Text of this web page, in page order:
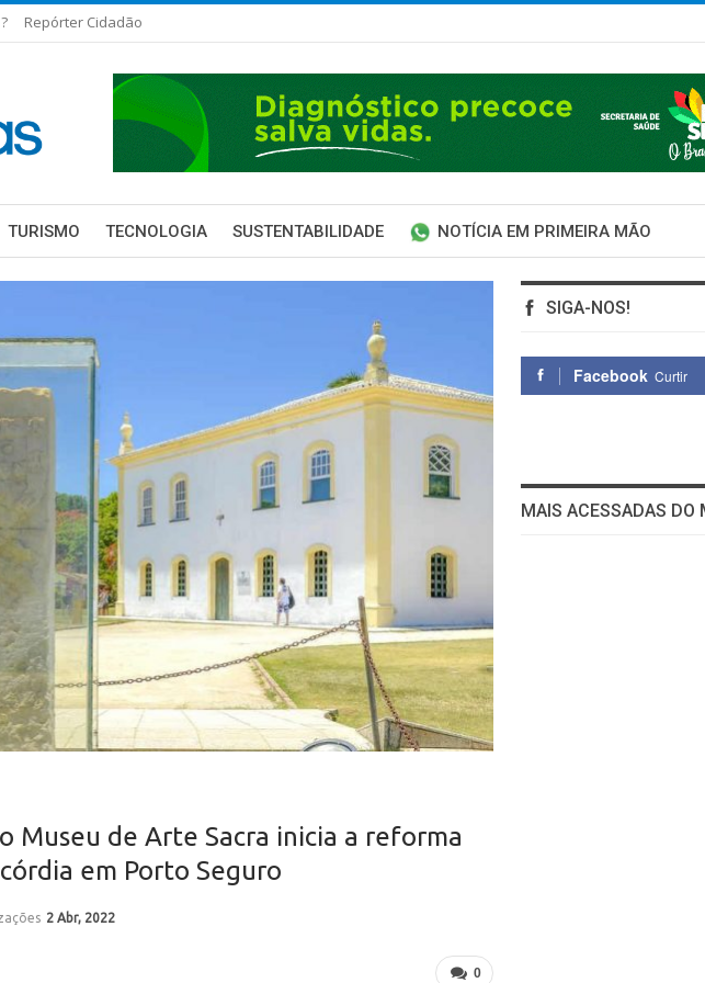
Repórter Cidadão
TURISMO TECNOLOGIA SUSTENTABILIDADE NOTÍCIA EM PRIMEIRA MÃO
Museu de Arte Sacra inicia a reforma
em Porto Seguro
2 Abr, 2022
0
SIGA-NOS!
Facebook Curtir
MAIS ACESSADAS DO